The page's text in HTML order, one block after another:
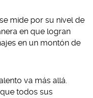
mide por su nivel de
en que logran
en un montón de
va más allá.
todos sus